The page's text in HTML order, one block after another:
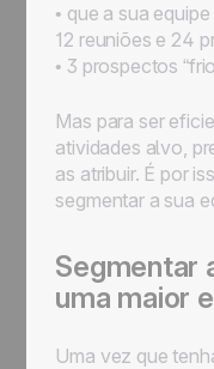
• que a sua
12 reuniões e 24
• 3 prospectos
Mas para ser
atividades alvo,
as atribuir. É por
segmentar a sua
Segmentar
uma maior
Uma vez que